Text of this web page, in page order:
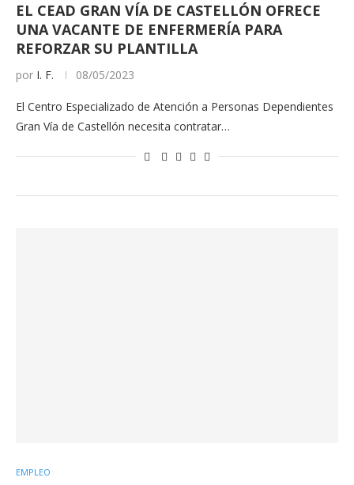
EL CEAD GRAN VÍA DE CASTELLÓN OFRECE
UNA VACANTE DE ENFERMERÍA PARA
REFORZAR SU PLANTILLA
por I. F. 08/05/2023
El Centro Especializado de Atención a Personas Dependientes
Gran Vía de Castellón necesita contratar…
EMPLEO